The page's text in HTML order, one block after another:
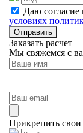
Даю согласие
условиях
Отправить
Заказать расчет
Мы свяжемся с
Прикрепить